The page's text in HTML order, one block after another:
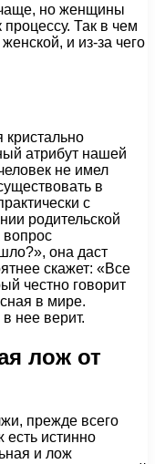
чаще, но женщины
Так в чем
и из-за чего
кристально
атрибут нашей
не имел
в
с
родительской
она даст
скажет: «Все
честно говорит
в мире.
нее верит.
лож от
прежде всего
есть истинно
и лож